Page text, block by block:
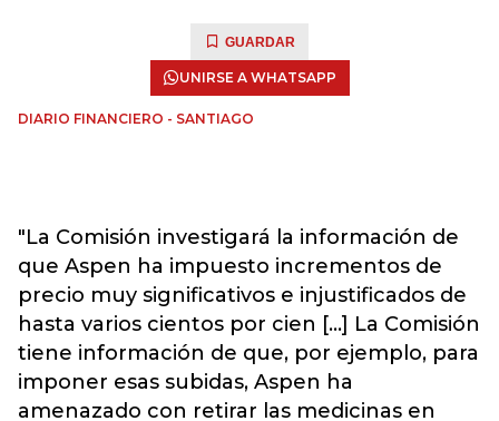
GUARDAR
UNIRSE A WHATSAPP
DIARIO FINANCIERO - SANTIAGO
"La Comisión investigará la información de
que Aspen ha impuesto incrementos de
precio muy significativos e injustificados de
hasta varios cientos por cien [...] La Comisión
tiene información de que, por ejemplo, para
imponer esas subidas, Aspen ha
amenazado con retirar las medicinas en